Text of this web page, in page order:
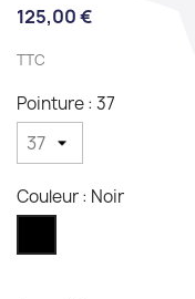
125,00 €
TTC
Pointure : 37
Couleur : Noir